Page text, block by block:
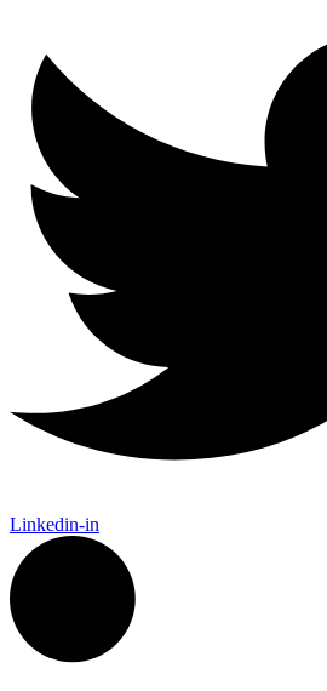
Linkedin-in